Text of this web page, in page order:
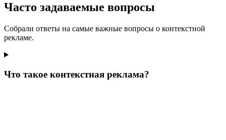
Часто задаваемые вопросы
Собрали ответы на самые важные вопросы о контекстной
рекламе.
Что такое контекстная реклама?